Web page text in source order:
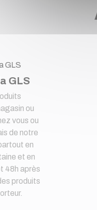
GLS
ou
vous ou
de notre
en
et en
48h après
produits